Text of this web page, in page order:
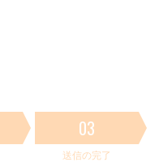
03
送信の完了